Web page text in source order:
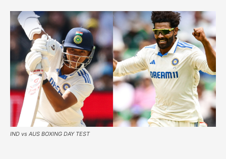
IND vs AUS BOXING DAY TEST